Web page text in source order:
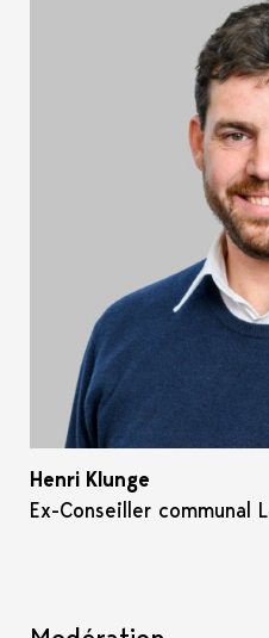
Henri Klunge
Ex-Conseiller communal